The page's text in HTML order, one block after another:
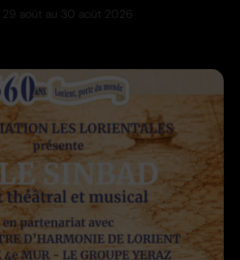
29 août au 30 août 2026